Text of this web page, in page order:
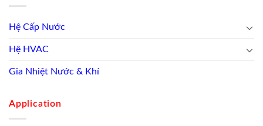
Hệ Cấp Nước
Hệ HVAC
Gia Nhiệt Nước & Khí
Application